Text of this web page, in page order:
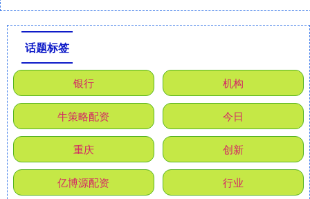
话题标签
银行 机构
牛策略配资 今日
重庆 创新
亿博源配资 行业